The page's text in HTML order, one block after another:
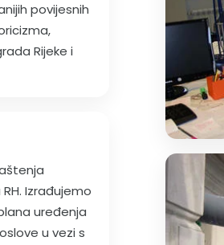
povijesnih
Rijeke i
Izrađujemo
uređenja
u vezi s